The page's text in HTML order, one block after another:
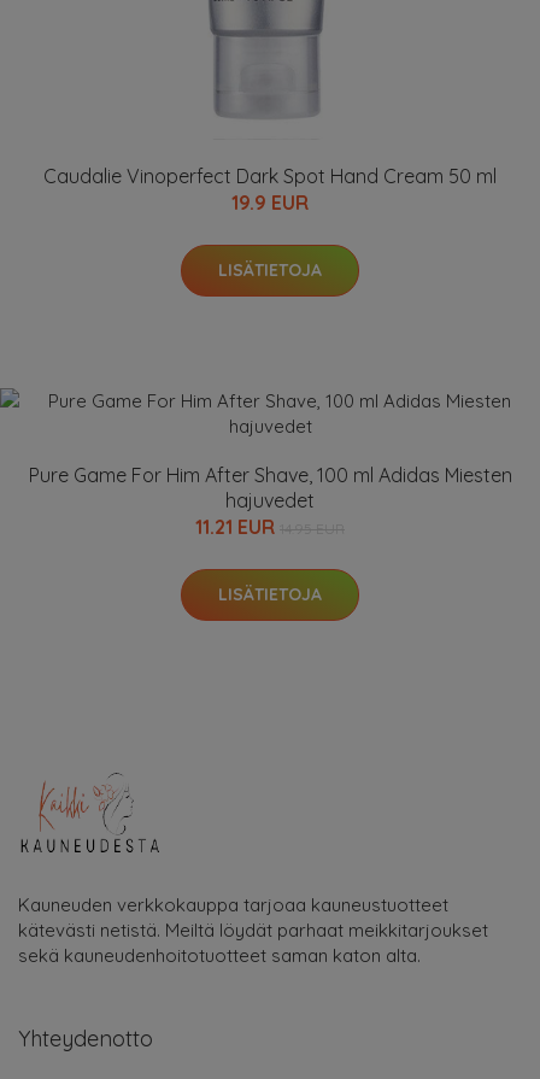
Caudalie Vinoperfect Dark Spot Hand Cream 50 ml
19.9 EUR
LISÄTIETOJA
Pure Game For Him After Shave, 100 ml Adidas Miesten
hajuvedet
11.21 EUR
LISÄTIETOJA
Kauneuden verkkokauppa tarjoaa kauneustuotteet
kätevästi netistä. Meiltä löydät parhaat meikkitarjoukset
sekä kauneudenhoitotuotteet saman katon alta.
Yhteydenotto